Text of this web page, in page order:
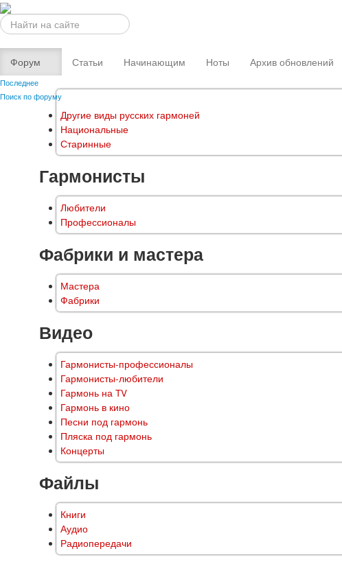
Искать...
Форум
Последнее
Поиск по форуму
Статьи Начинающим Ноты Архив обновлений
Другие виды русских гармоней
Национальные
Старинные
Гармонисты
Любители
Профессионалы
Фабрики и мастера
Мастера
Фабрики
Видео
Гармонисты-профессионалы
Гармонисты-любители
Гармонь на TV
Гармонь в кино
Песни под гармонь
Пляска под гармонь
Концерты
Файлы
Книги
Аудио
Радиопередачи